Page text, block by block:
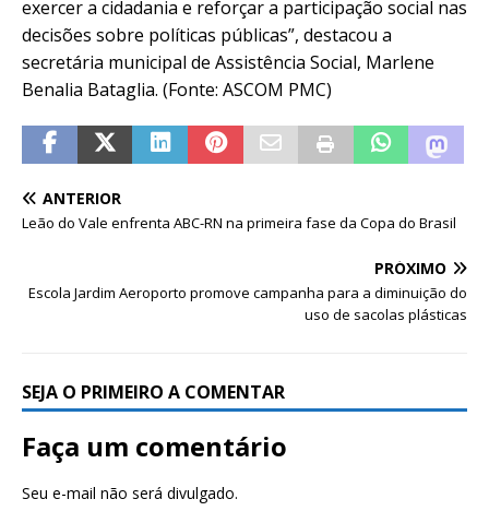
exercer a cidadania e reforçar a participação social nas
decisões sobre políticas públicas”, destacou a
secretária municipal de Assistência Social, Marlene
Benalia Bataglia. (Fonte: ASCOM PMC)
ANTERIOR
Leão do Vale enfrenta ABC-RN na primeira fase da Copa do Brasil
PRÓXIMO
Escola Jardim Aeroporto promove campanha para a diminuição do
uso de sacolas plásticas
SEJA O PRIMEIRO A COMENTAR
Faça um comentário
Seu e-mail não será divulgado.